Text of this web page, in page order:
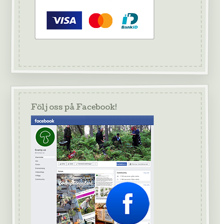
Följ oss på Facebook!